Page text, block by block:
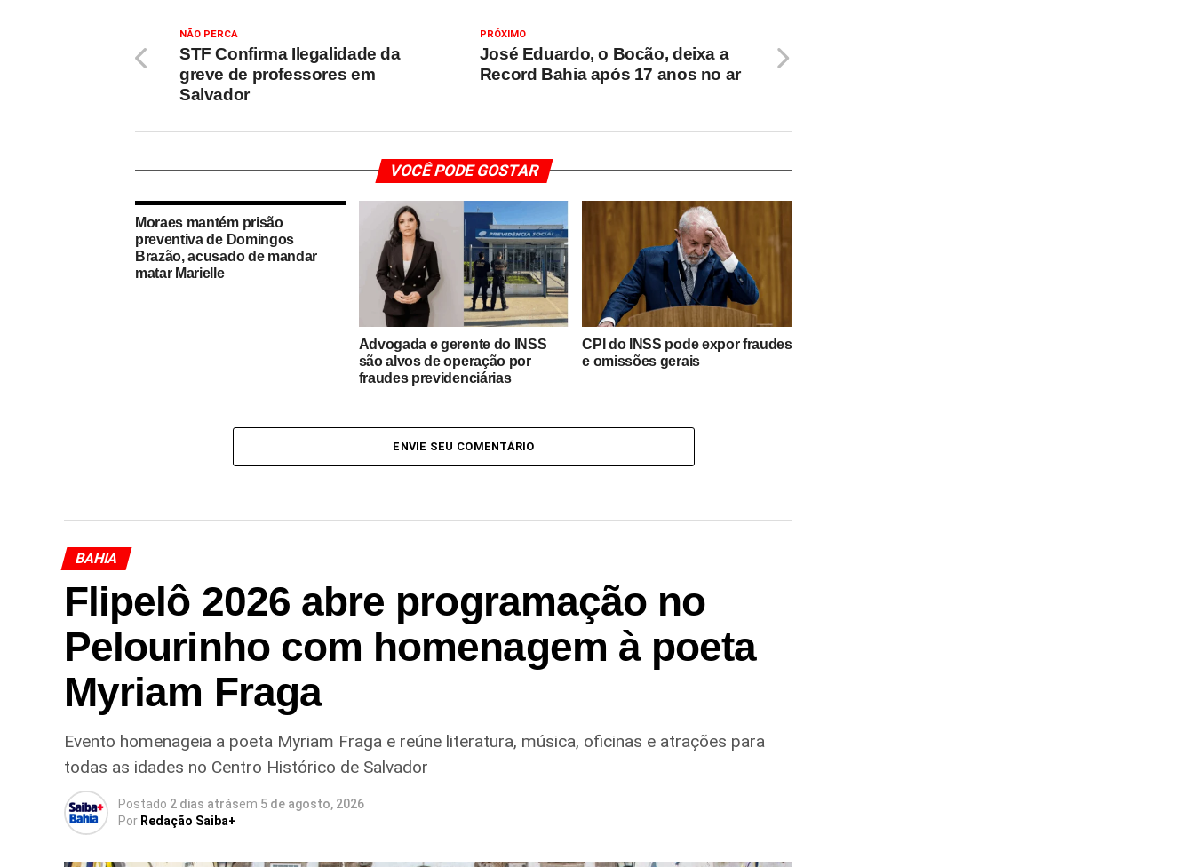
PRÓXIMO
José Eduardo, o Bocão, deixa a
Record Bahia após 17 anos no ar
NÃO PERCA
STF Confirma Ilegalidade da
greve de professores em
Salvador
VOCÊ PODE GOSTAR
Moraes mantém prisão
preventiva de Domingos
Brazão, acusado de mandar
matar Marielle
Advogada e gerente do INSS
são alvos de operação por
fraudes previdenciárias
CPI do INSS pode expor fraudes
e omissões gerais
ENVIE SEU COMENTÁRIO
BAHIA
Flipelô 2026 abre programação no
Pelourinho com homenagem à poeta
Myriam Fraga
Evento homenageia a poeta Myriam Fraga e reúne literatura, música, oficinas e atrações para
todas as idades no Centro Histórico de Salvador
Postado 2 dias atrásem 5 de agosto, 2026
Por Redação Saiba+